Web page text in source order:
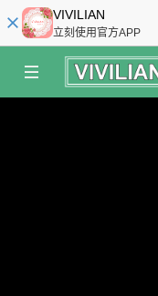
VIVILIAN
立刻使用官方APP